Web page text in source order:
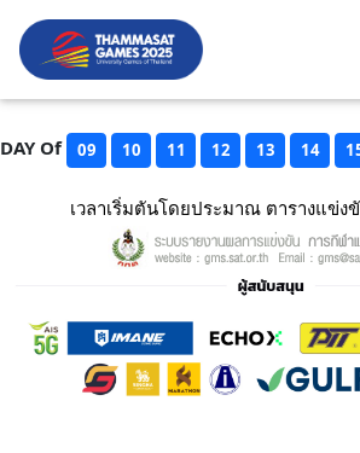
DAY Of 09 10 11 12 13 14
เวลาเริ่มตันโดยประมาณ ตารางแข่ง